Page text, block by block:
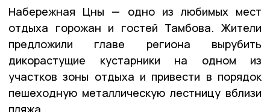
Набережная Цны — одно из любимых мест
отдыха горожан и гостей Тамбова. Жители
предложили главе региона вырубить
дикорастущие кустарники на одном из
участков зоны отдыха и привести в порядок
пешеходную металлическую лестницу вблизи
пляжа.